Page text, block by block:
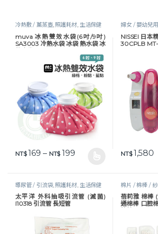
冷熱敷 / 薰蒸壺, 照護耗材, 生活保健
muva 冰熱雙效水袋(6吋/9吋)
SA3003 冷熱水袋 冰袋 熱水袋 冰
NT$169 – NT$199價格範圍：NT$ 169 到
婦女 / 嬰幼兒
體溫計
NISSEI 日本
30CPLB
NT$1,580
導尿管 / 引流袋, 照護耗材 生活保健
太平洋 外科抽吸引流管 (滅菌)
I10318 引流管 長短管
棉片 / 棉棒 /
健
蓓莉雅 棉棒
通棉棒 口腔